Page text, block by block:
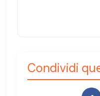
Condividi